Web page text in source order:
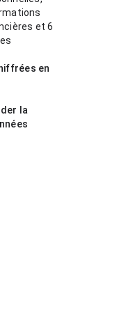
et 6
en
la